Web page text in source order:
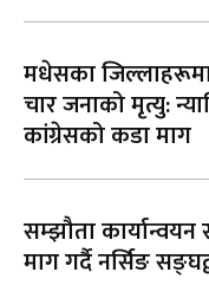
मधेसका जिल्लाहरूमा
चार जनाको मृत्यु:
कांग्रेसको कडा माग
सम्झौता
माग गर्दै नर्सिङ